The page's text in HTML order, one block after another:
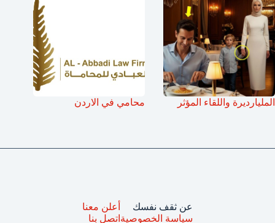
المليارديرة واللقاء المؤثر محامي في الاردن
عن ثقف نفسك
سياسة الخصوصية
أعلن معنا
اتصل بنا